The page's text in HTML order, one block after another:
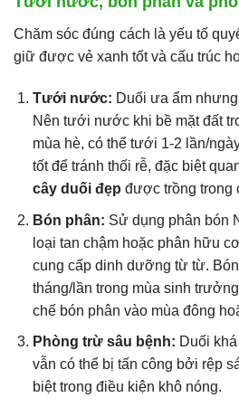
Chăm sóc đúng cách là yếu tố
giữ được vẻ xanh tốt và cấu trúc
Tưới nước: Duối ưa ẩm
Nên tưới nước khi bề mặt đất
mùa hè, có thể tưới 1-2 lần/
tốt để tránh thối rễ, đặc biệt
cây duối đẹp được trồng trong
Bón phân: Sử dụng phân bón
loại tan chậm hoặc phân hữu
cung cấp dinh dưỡng từ từ.
tháng/lần trong mùa sinh
chế bón phân vào mùa đông
Phòng trừ sâu bệnh: Duối
vẫn có thể bị tấn công bởi rệp
biệt trong điều kiện khô nóng.